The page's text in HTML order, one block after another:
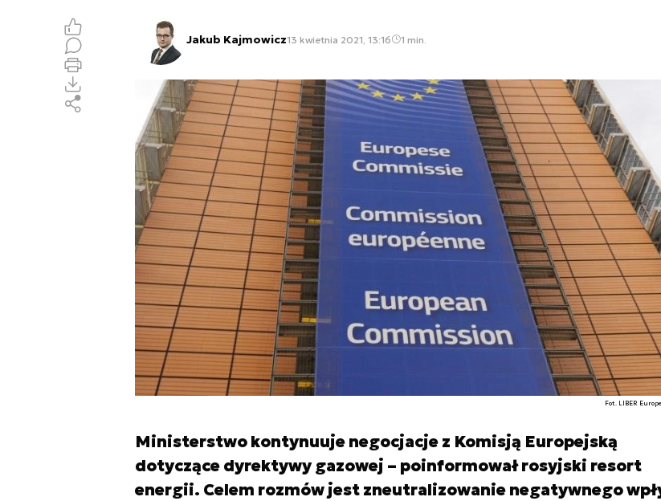
Jakub Kajmowicz13 kwietnia 2021, 13:16 1 min.
Fot. LIBER
Ministerstwo kontynuuje negocjacje z Komisją Europejską
dotyczące dyrektywy gazowej – poinformował rosyjski resort
energii. Celem rozmów jest zneutralizowanie negatywnego